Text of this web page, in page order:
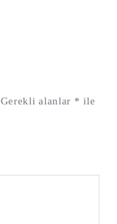
Gerekli alanlar * ile